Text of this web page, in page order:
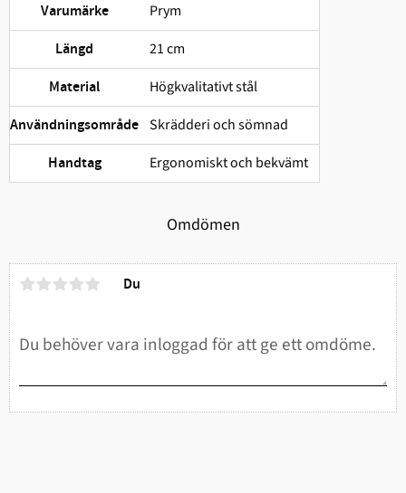
Varumärke Prym
Längd 21 cm
Material Högkvalitativt stål
Användningsområde Skrädderi och sömnad
Handtag Ergonomiskt och bekvämt
Omdömen
Du